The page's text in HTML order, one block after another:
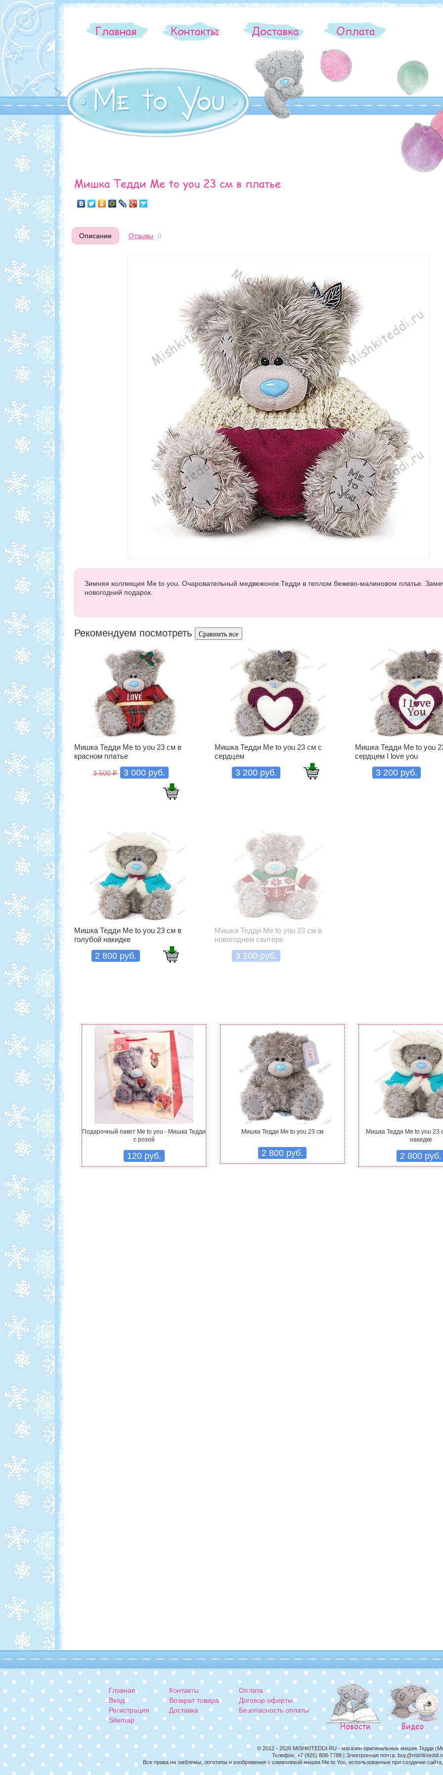
Главная Контакты Доставка Оплата
Мишка Тедди Me to you 23 см в платье
Описание Отзывы 0
Зимняя коллекция Me to you. Очаровательный медвежонок Тедди в теплом бежево-малиновом платье.
новогодний подарок.
Рекомендуем посмотреть
Мишка Тедди Me to you 23 см в
красном платье
3 500₽ 3 000 руб.
Мишка Тедди Me to you 23 см с
сердцем
3 200 руб.
Мишка Тедди Me to you
сердцем I love you
3 200 руб.
Мишка Тедди Me to you 23 см в
голубой накидке
2 800 руб.
Мишка Тедди Me to you 23 см в
новогоднем свитере
3 200 руб.
Подарочный пакет Me to you - Мишка Тедди
с розой
120 руб.
Мишка Тедди Me to you 23 см
2 800 руб.
Мишка Тедди Me to you 23
накидке
2 800 руб.
Главная
Вход
Регистрация
Sitemap
Контакты
Возврат товара
Доставка
Оплата
Договор оферты
Безопасность оплаты
© 2012 - 2026 MISHKITEDDI.RU - магазин оригинальных мишек Тедди
Телефон:+7 (926) 808-7788 | Электронная почта:
Все права на эмблемы, логотипы и изображения с символикой мишки Me to You, использованные при создании